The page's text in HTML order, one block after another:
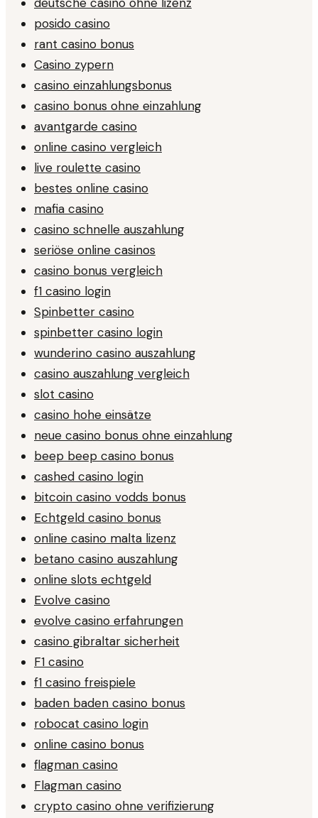
posido casino
rant casino bonus
Casino zypern
casino einzahlungsbonus
casino bonus ohne einzahlung
avantgarde casino
online casino vergleich
live roulette casino
bestes online casino
mafia casino
casino schnelle auszahlung
seriöse online casinos
casino bonus vergleich
f1 casino login
Spinbetter casino
spinbetter casino login
wunderino casino auszahlung
casino auszahlung vergleich
slot casino
casino hohe einsätze
neue casino bonus ohne einzahlung
beep beep casino bonus
cashed casino login
bitcoin casino vodds bonus
Echtgeld casino bonus
online casino malta lizenz
betano casino auszahlung
online slots echtgeld
Evolve casino
evolve casino erfahrungen
casino gibraltar sicherheit
F1 casino
f1 casino freispiele
baden baden casino bonus
robocat casino login
online casino bonus
flagman casino
Flagman casino
crypto casino ohne verifizierung